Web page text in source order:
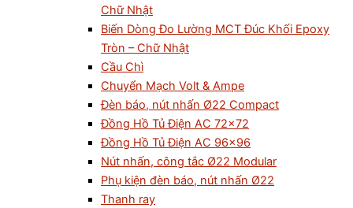
Chữ Nhật
Biến Dòng Đo Lường MCT Đúc Khối Epoxy
Tròn – Chữ Nhật
Cầu Chì
Chuyển Mạch Volt & Ampe
Đèn báo, nút nhấn Ø22 Compact
Đồng Hồ Tủ Điện AC 72×72
Đồng Hồ Tủ Điện AC 96×96
Nút nhấn, công tắc Ø22 Modular
Phụ kiện đèn báo, nút nhấn Ø22
Thanh ray